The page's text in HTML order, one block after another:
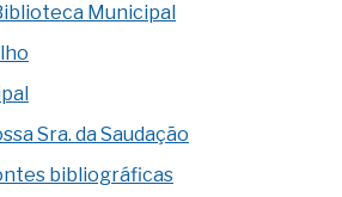
Municipal
Sra. da Saudação
bibliográficas